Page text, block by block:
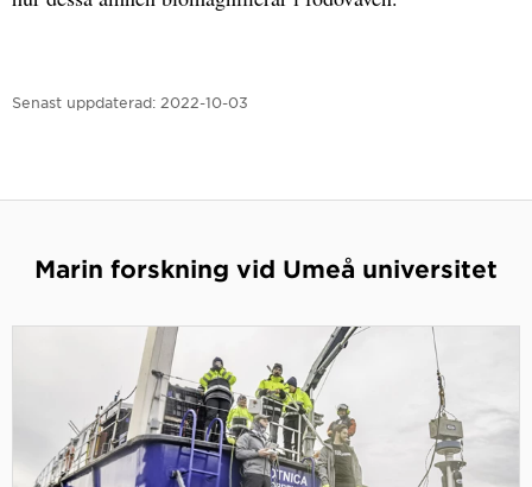
Senast uppdaterad: 2022-10-03
Marin forskning vid Umeå universitet